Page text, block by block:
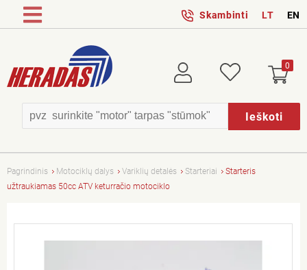
Skambinti LT EN
Ieškoti
Prisijungti Patikusios 0
Pagrindinis Motociklų dalys Variklių detalės Starteriai
Starteris
užtraukiamas 50cc ATV keturračio motociklo